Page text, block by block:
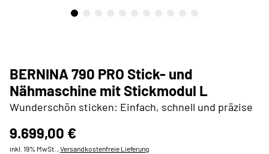
BERNINA 790 PRO Stick- und
Nähmaschine mit Stickmodul L
Wunderschön sticken: Einfach, schnell und präzise
9.699,00 €
inkl. 19% MwSt. , Versandkostenfreie Lieferung